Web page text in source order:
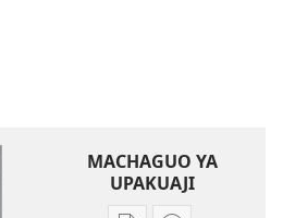
MACHAGUO YA
UPAKUAJI